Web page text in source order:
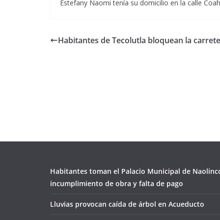
Estefany Naomi tenía su domicilio en la calle
Habitantes de Tecolutla bloquean la
Habitantes toman el Palacio Municipal de
incumplimiento de obra y falta de pago
Lluvias provocan caída de árbol en Acueducto